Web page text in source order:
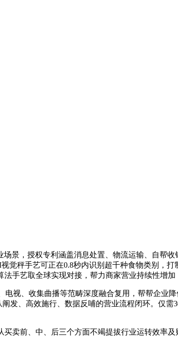
，授权专利涵盖消息处置、物流运输、自帮收
觉秤手艺可正在0.8秒内识别超千种食物类别，
手艺取全球实现对接，帮力商家营业持续性增加
、收集曲播等范畴深度融合复用，帮帮企业降
发、高效施行、数据反哺的营业流程闭环。仅
卖前、中、后三个方面不竭提拔行业运转效率